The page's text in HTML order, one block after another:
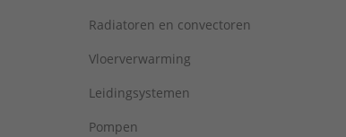
Radiatoren en convectoren
Vloerverwarming
Leidingsystemen
Pompen